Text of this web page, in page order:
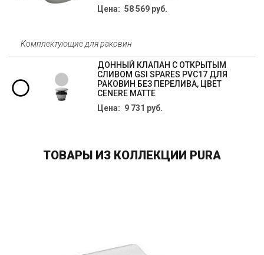
Цена: 58 569 руб.
Комплектующие для раковин
ДОННЫЙ КЛАПАН С ОТКРЫТЫМ
СЛИВОМ GSI SPARES PVC17 ДЛЯ
РАКОВИН БЕЗ ПЕРЕЛИВА, ЦВЕТ
CENERE MATTE
Цена: 9 731 руб.
ТОВАРЫ ИЗ КОЛЛЕКЦИИ PURA